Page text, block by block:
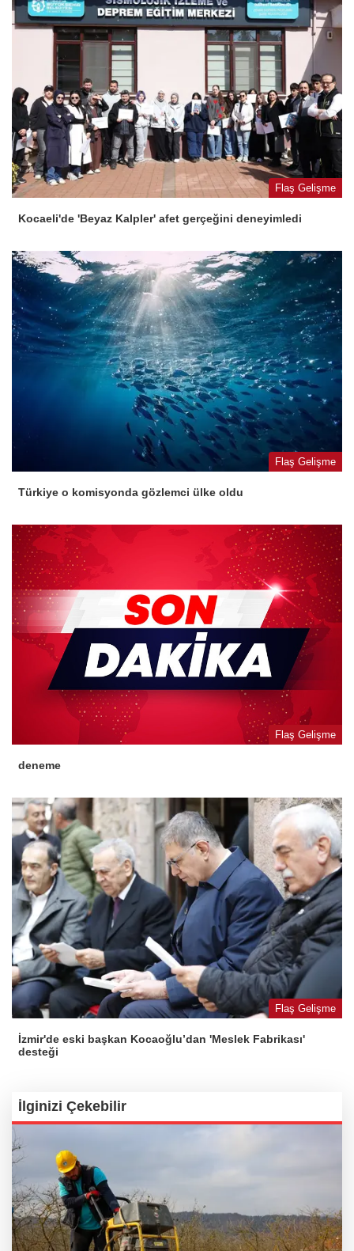
Flaş Gelişme
Kocaeli'de 'Beyaz Kalpler' afet gerçeğini deneyimledi
Flaş Gelişme
Türkiye o komisyonda gözlemci ülke oldu
Flaş Gelişme
deneme
Flaş Gelişme
İzmir'de eski başkan Kocaoğlu’dan 'Meslek Fabrikası'
desteği
İlginizi Çekebilir